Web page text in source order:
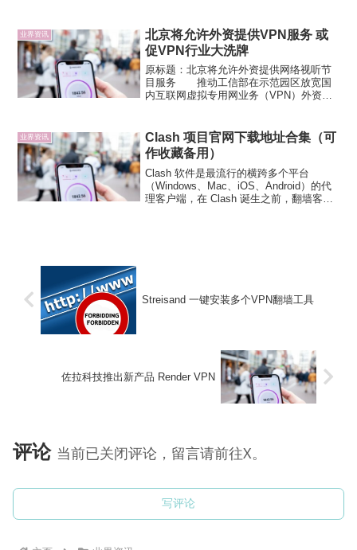
shadowsocks...
业界资讯
北京将允许外资提供VPN服务 或
促VPN行业大洗牌
原标题：北京将允许外资提供网络视听节
目服务 推动工信部在示范园区放宽国
内互联网虚拟专用网业务（VPN）外资准
和图书等互联网内容运营业务外资准入条
件，探索在北京试点开...
业界资讯
Clash 项目官网下载地址合集（可
作收藏备用）
Clash 软件是最流行的横跨多个平台
（Windows、Mac、iOS、Android）的代
理客户端，在 Clash 诞生之前，翻墙客户
Streisand 一键安装多个VPN翻墙工具
佐拉科技推出新产品 Render VPN
评论 当前已关闭评论，留言请前往X。
写评论